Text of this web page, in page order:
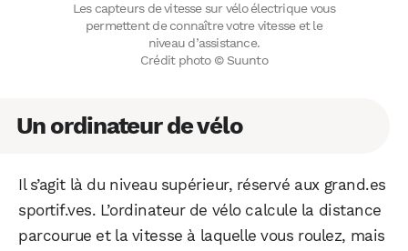
Les capteurs de vitesse sur vélo électrique vous
permettent de connaître votre vitesse et le
niveau d’assistance.
Crédit photo © Suunto
Un ordinateur de vélo
Il s’agit là du niveau supérieur, réservé aux grand.es
sportif.ves. L’ordinateur de vélo calcule la distance
parcourue et la vitesse à laquelle vous roulez, mais